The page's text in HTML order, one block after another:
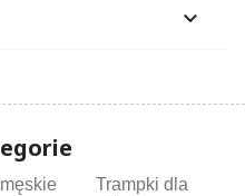

Trampki dla